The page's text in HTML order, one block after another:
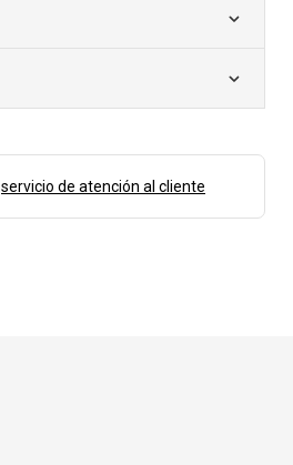
servicio de atención al cliente